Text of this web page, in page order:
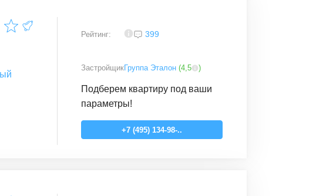
Рейтинг: 399
ЗастройщикГруппа Эталон (4,5 )
Подберем квартиру под ваши
параметры!
+7 (495) 134-98-..